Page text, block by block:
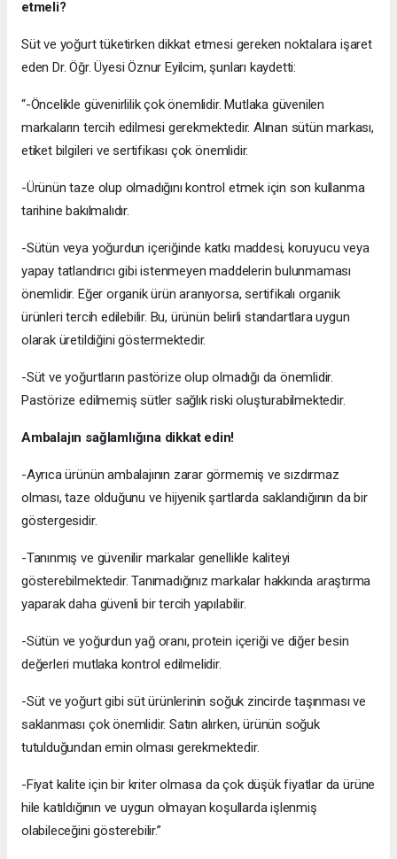
etmeli?
Süt ve yoğurt tüketirken dikkat etmesi gereken noktalara işaret
eden Dr. Öğr. Üyesi Öznur Eyilcim, şunları kaydetti:
“-Öncelikle güvenirlilik çok önemlidir. Mutlaka güvenilen
markaların tercih edilmesi gerekmektedir. Alınan sütün markası,
etiket bilgileri ve sertifikası çok önemlidir.
-Ürünün taze olup olmadığını kontrol etmek için son kullanma
tarihine bakılmalıdır.
-Sütün veya yoğurdun içeriğinde katkı maddesi, koruyucu veya
yapay tatlandırıcı gibi istenmeyen maddelerin bulunmaması
önemlidir. Eğer organik ürün aranıyorsa, sertifikalı organik
ürünleri tercih edilebilir. Bu, ürünün belirli standartlara uygun
olarak üretildiğini göstermektedir.
-Süt ve yoğurtların pastörize olup olmadığı da önemlidir.
Pastörize edilmemiş sütler sağlık riski oluşturabilmektedir.
Ambalajın sağlamlığına dikkat edin!
-Ayrıca ürünün ambalajının zarar görmemiş ve sızdırmaz
olması, taze olduğunu ve hijyenik şartlarda saklandığının da bir
göstergesidir.
-Tanınmış ve güvenilir markalar genellikle kaliteyi
gösterebilmektedir. Tanımadığınız markalar hakkında araştırma
yaparak daha güvenli bir tercih yapılabilir.
-Sütün ve yoğurdun yağ oranı, protein içeriği ve diğer besin
değerleri mutlaka kontrol edilmelidir.
-Süt ve yoğurt gibi süt ürünlerinin soğuk zincirde taşınması ve
saklanması çok önemlidir. Satın alırken, ürünün soğuk
tutulduğundan emin olması gerekmektedir.
-Fiyat kalite için bir kriter olmasa da çok düşük fiyatlar da ürüne
hile katıldığının ve uygun olmayan koşullarda işlenmiş
olabileceğini gösterebilir.”